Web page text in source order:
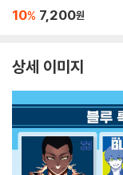
10% 7,200원
상세 이미지